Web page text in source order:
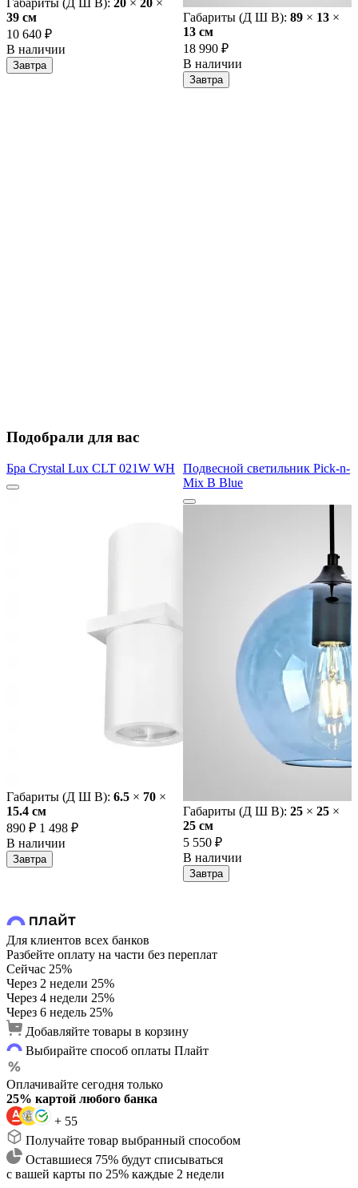
39 cм
10 640 ₽
В наличии
Завтра
Габариты (Д Ш В): 89 × 13 ×
13 cм
18 990 ₽
В наличии
Завтра
Подобрали для вас
Бра Crystal Lux CLT 021W WH
Габариты (Д Ш В): 6.5 × 70 ×
15.4 cм
890 ₽ 1 498 ₽
В наличии
Завтра
Подвесной светильник Pick-n-
Mix B Blue
Габариты (Д Ш В): 25 × 25 ×
25 cм
5 550 ₽
В наличии
Завтра
Для клиентов всех банков
Разбейте оплату на части без переплат
Сейчас 25%
Через 2 недели 25%
Через 4 недели 25%
Через 6 недель 25%
Добавляйте товары в корзину
Выбирайте способ оплаты Плайт
Оплачивайте сегодня только
25% картой любого банка
+ 55
Получайте товар выбранный способом
Оставшиеся 75% будут списываться
с вашей карты по 25% каждые 2 недели